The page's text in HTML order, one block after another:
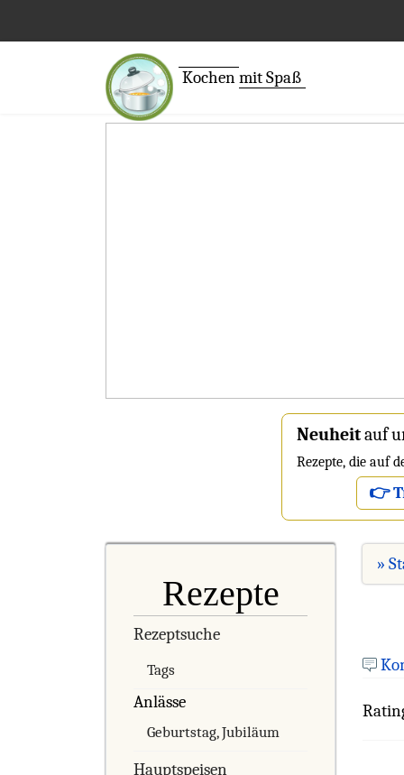
Kochenmit Spaß
Neuheitauf
Rezepte, die auf
👉
Rezepte
Rezeptsuche
Tags
Anlässe
Geburtstag, Jubiläum
Hauptspeisen
»